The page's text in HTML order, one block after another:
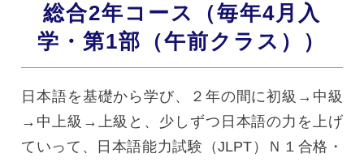
総合2年コース（毎年4月入
学・第1部（午前クラス））
日本語を基礎から学び、２年の間に初級→中級
→中上級→上級と、少しずつ日本語の力を上げ
ていって、日本語能力試験（JLPT）Ｎ１合格・